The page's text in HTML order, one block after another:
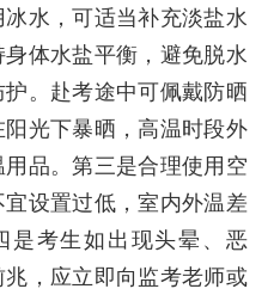
水，可适当补充淡盐水
体水盐平衡，避免脱水
。赴考途中可佩戴防晒
光下暴晒，高温时段外
品。第三是合理使用空
设置过低，室内外温差
考生如出现头晕、恶
，应立即向监考老师或